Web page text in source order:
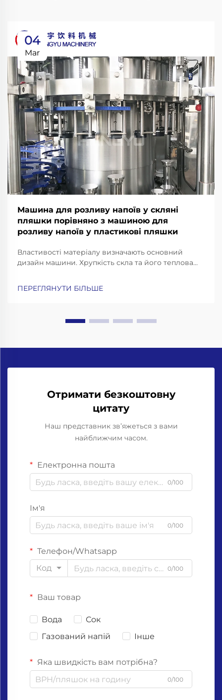
04
Mar
Машина для розливу напоїв у скляні
пляшки порівняно з машиною для
розливу напоїв у пластикові пляшки
Властивості матеріалу визначають основний
дизайн машини. Хрупкість скла та його теплова
амортизацією ударів та прецизійні захоплювачі
ПЕРЕГЛЯНУТИ БІЛЬШЕ
Отримати безкоштовну
цитату
Наш представник зв’яжеться з вами
найближчим часом.
Електронна пошта
0/100
Ім'я
0/100
Телефон/Whatsapp
Код
0/100
Ваш товар
Вода
Сок
Газований напій
Інше
Яка швидкість вам потрібна?
0/100